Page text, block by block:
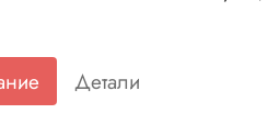
Детали